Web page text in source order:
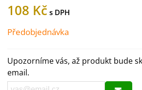
108 Kč
Předobjednávka
Upozorníme vás, až produkt bude
email.